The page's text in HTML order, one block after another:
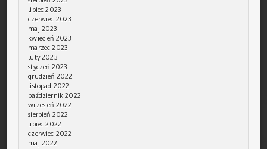
lipiec 2023
czerwiec 2023
maj 2023
kwiecień 2023
marzec 2023
luty 2023
styczeń 2023
grudzień 2022
listopad 2022
październik 2022
wrzesień 2022
sierpień 2022
lipiec 2022
czerwiec 2022
maj 2022